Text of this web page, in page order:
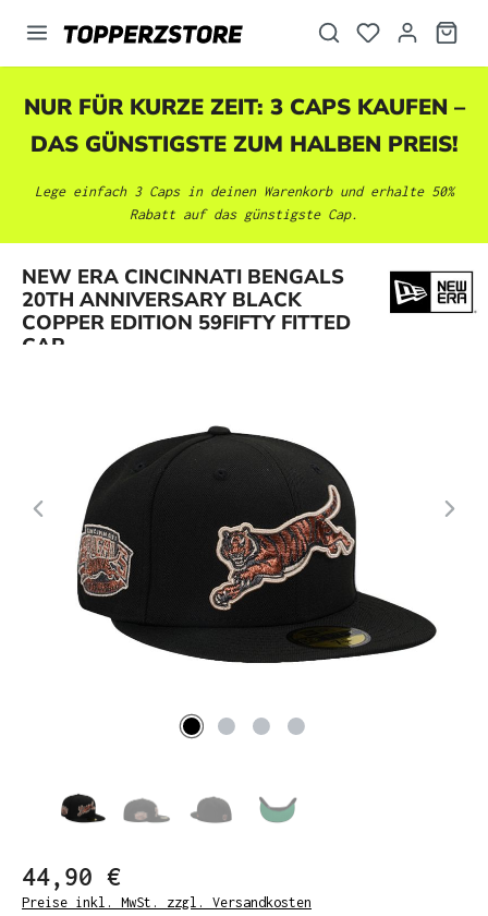
springen
NUR FÜR KURZE ZEIT: 3 CAPS KAUFEN –
DAS GÜNSTIGSTE ZUM HALBEN PREIS!
Lege einfach 3 Caps in deinen Warenkorb und erhalte 50%
Rabatt auf das günstigste Cap.
NEW ERA CINCINNATI BENGALS
20TH ANNIVERSARY BLACK
COPPER EDITION 59FIFTY FITTED
CAP
Bildergalerie überspringen
44,90 €
Preise inkl. MwSt. zzgl. Versandkosten